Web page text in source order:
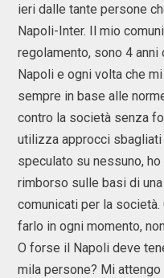
ieri dalle tante persone
Napoli-Inter. Il mio
regolamento, sono 4
Napoli e ogni volta che
sempre in base alle
contro la società senza
utilizza approcci
speculato su nessuno,
rimborso sulle basi di
comunicati per la
farlo in ogni momento,
O forse il Napoli deve
mila persone? Mi